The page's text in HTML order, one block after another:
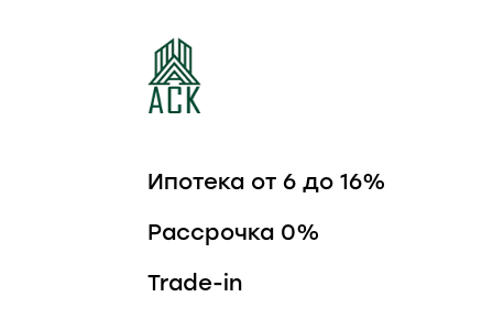
ЖИЛОЙ КВАРТАЛ
ШКОЛЬНЫЙ
Ипотека от 6 до 16%
Рассрочка 0%
Trade-in